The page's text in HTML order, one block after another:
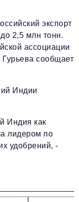
экспорт
2,5 млн тонн.
ассоциации
сообщает
Индии
Индия как
лидером по
удобрений, -